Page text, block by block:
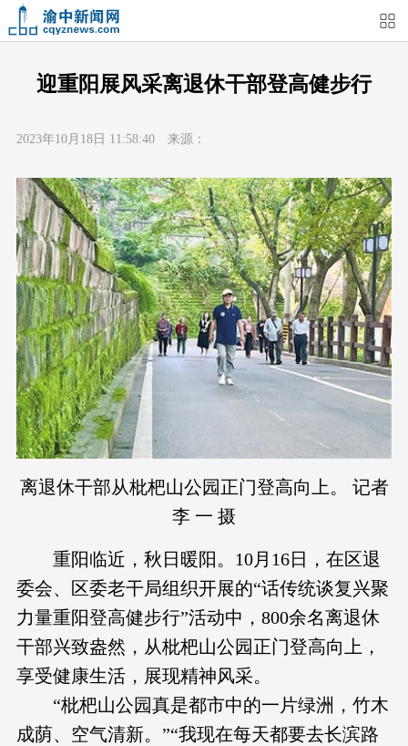
首页 媒体关注 今日头条 热点新闻
渝中新闻 特别关注
企业信息 吃在渝中 住在渝中 行在渝中
游在渝中 购在渝中 娱在渝中 美图集
形象片 短视频 荟睛彩 直播回看
迎重阳展风采离退休干部登高健步行
2023年10月18日 11:58:40 来源：
离退休干部从枇杷山公园正门登高向上。 记者
李 一 摄
重阳临近，秋日暖阳。10月16日，在区退
委会、区委老干局组织开展的“话传统谈复兴聚
力量重阳登高健步行”活动中，800余名离退休
干部兴致盎然，从枇杷山公园正门登高向上，
享受健康生活，展现精神风采。
“枇杷山公园真是都市中的一片绿洲，竹木
成荫、空气清新。”“我现在每天都要去长滨路